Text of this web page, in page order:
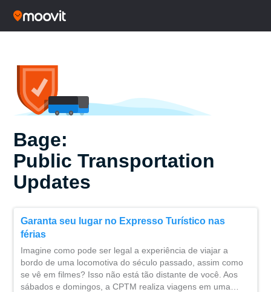
Bage:
Public Transportation
Updates
Garanta seu lugar no Expresso Turístico nas
férias
Imagine como pode ser legal a experiência de viajar a
bordo de uma locomotiva do século passado, assim como
se vê em filmes? Isso não está tão distante de você. Aos
sábados e domingos, a CPTM realiza viagens em uma…